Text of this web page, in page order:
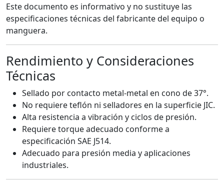
Este documento es informativo y no sustituye las
especificaciones técnicas del fabricante del equipo o
manguera.
Rendimiento y Consideraciones
Técnicas
Sellado por contacto metal-metal en cono de 37°.
No requiere teflón ni selladores en la superficie JIC.
Alta resistencia a vibración y ciclos de presión.
Requiere torque adecuado conforme a
especificación SAE J514.
Adecuado para presión media y aplicaciones
industriales.